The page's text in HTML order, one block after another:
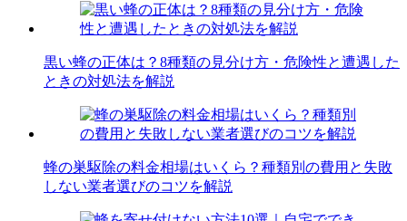
黒い蜂の正体は？8種類の見分け方・危険性と遭遇した
ときの対処法を解説
蜂の巣駆除の料金相場はいくら？種類別の費用と失敗
しない業者選びのコツを解説